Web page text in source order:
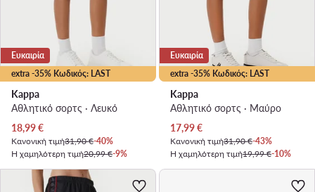
extra -35% Κωδικός: LAST
Ευκαιρία
Kappa
Αθλητικό σορτς · Λευκό
Τρέχουσα τιμή
18,99€
Κανονική τιμή31,90 €-40%
Η χαμηλότερη τιμή20,99 €-9%
extra -35% Κωδικός: LAST
Ευκαιρία
Kappa
Αθλητικό σορτς · Μαύρο
Τρέχουσα τιμή
17,99€
Κανονική τιμή31,90 €-43%
Η χαμηλότερη τιμή19,99 €-10%